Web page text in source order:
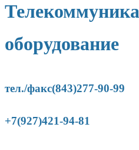
оборудование
тел./факс(843)277-90-
+7(927)421-94-81